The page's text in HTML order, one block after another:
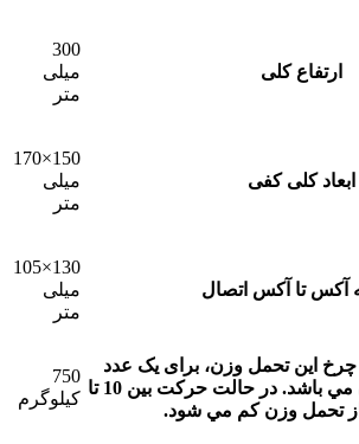
ارتفاع کلی
300
میلی
متر
ابعاد کلی کفی
150×170
میلی
متر
آکس تا آکس اتصال
130×105
میلی
متر
چرخ این تحمل وزن، برای يک عدد
چرخ در حالت سکون مي باشد. در حالت حرکت بين 10 تا
750
کیلوگرم